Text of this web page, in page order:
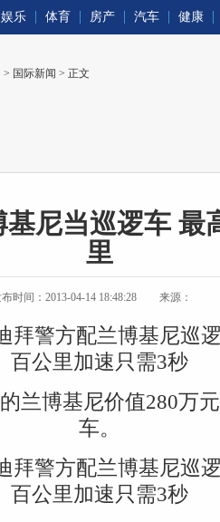
娱乐 体育 房产 汽车 健康
> 国际新闻 > 正文
尼当巡逻车 最
里
时间：2013-04-14 18:48:28 来源：
博基尼价值280万元
车。